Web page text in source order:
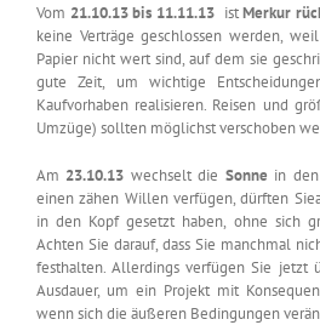
Vom 21.10.13 bis 11.11.13 istMerkur
keine Verträge geschlossen werden,
Papier nicht wert sind, auf dem sie
gute Zeit, um wichtige
Kaufvorhaben realisieren. Reisen und
Umzüge) sollten möglichst verschoben
Am 23.10.13 wechselt die Sonne in den
einen zähen Willen verfügen, dürften
in den Kopf gesetzt haben, ohne sich
Achten Sie darauf, dass Sie manchmal
festhalten. Allerdings verfügen Sie jetzt
Ausdauer, um ein Projekt mit
wenn sich die äußeren Bedingungen